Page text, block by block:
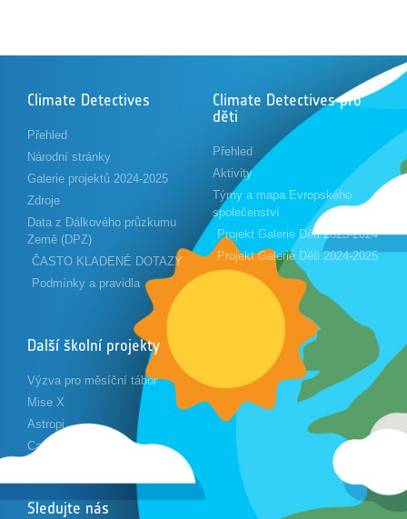
Climate Detectives
Přehled
Národní stránky
Galerie projektů 2024-2025
Zdroje
Data z Dálkového průzkumu
Země (DPZ)
ČASTO KLADENÉ DOTAZY
Podmínky a pravidla
Climate Detectives pro
děti
Přehled
Aktivity
Týmy a mapa Evropského
společenství
Projekt Galerie Děti 2023-2024
Projekt Galerie Děti 2024-2025
Další školní projekty
Výzva pro měsíční tábor
Mise X
Astropi
Cansat
Sledujte nás